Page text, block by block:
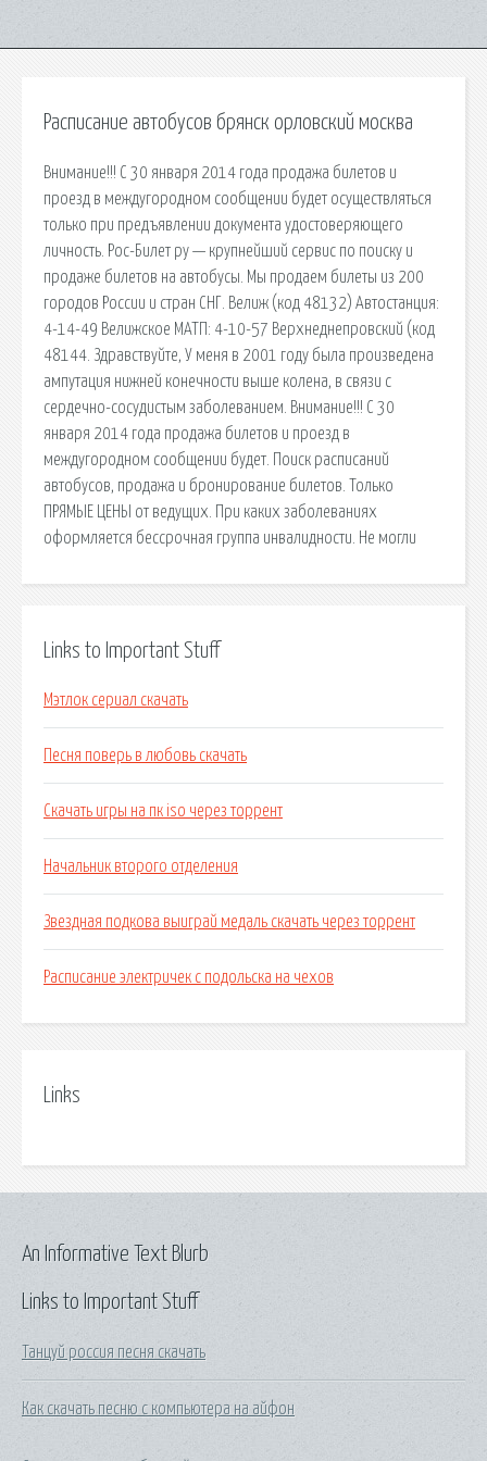
Расписание автобусов брянск орловский москва
Внимание!!! С 30 января 2014 года продажа билетов и
проезд в междугородном сообщении будет осуществляться
только при предъявлении документа удостоверяющего
личность. Рос-Билет ру — крупнейший сервис по поиску и
продаже билетов на автобусы. Мы продаем билеты из 200
городов России и стран СНГ. Велиж (код 48132) Автостанция:
4-14-49 Велижское МАТП: 4-10-57 Верхнеднепровский (код
48144. Здравствуйте, У меня в 2001 году была произведена
ампутация нижней конечности выше колена, в связи с
сердечно-сосудистым заболеванием. Внимание!!! С 30
января 2014 года продажа билетов и проезд в
междугородном сообщении будет. Поиск расписаний
автобусов, продажа и бронирование билетов. Только
ПРЯМЫЕ ЦЕНЫ от ведущих. При каких заболеваниях
оформляется бессрочная группа инвалидности. Не могли
Links to Important Stuff
Мэтлок сериал скачать
Песня поверь в любовь скачать
Скачать игры на пк iso через торрент
Начальник второго отделения
Звездная подкова выиграй медаль скачать через торрент
Расписание электричек с подольска на чехов
Links
Links to Important Stuff
Танцуй россия песня скачать
Как скачать песню с компьютера на айфон
An Informative Text Blurb